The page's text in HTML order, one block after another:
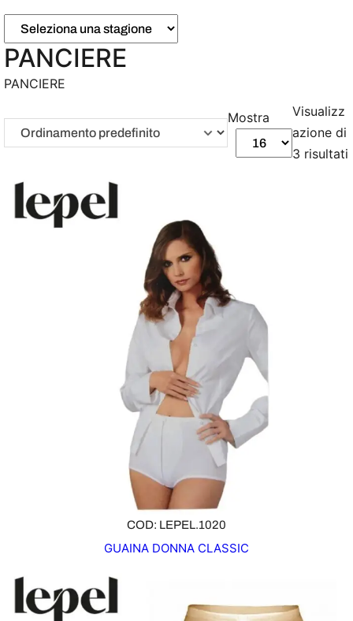
PANCIERE
PANCIERE
Mostra
Visualizz
azione di
3 risultati
COD: LEPEL.1020
GUAINA DONNA CLASSIC